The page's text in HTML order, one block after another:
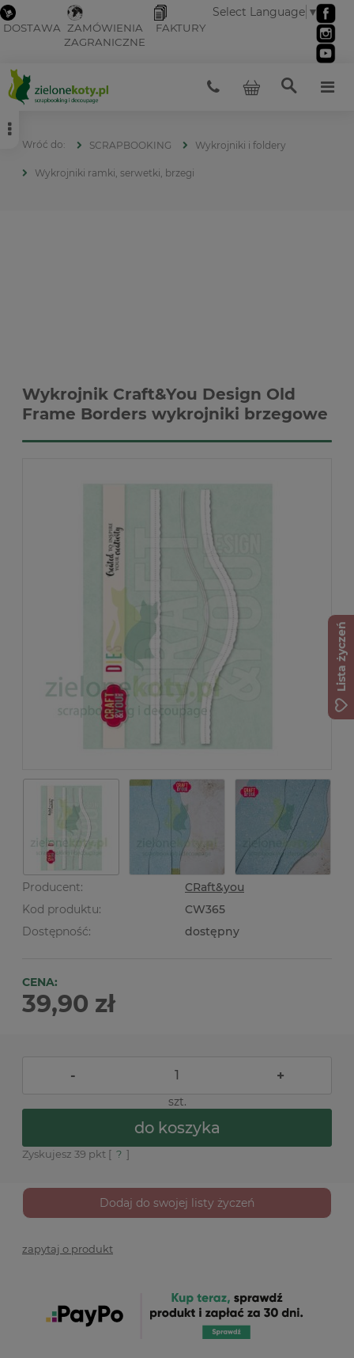
DOSTAWA ZAMÓWIENIA
ZAGRANICZNE
FAKTURY
Select Language ▼
SCRAPBOOKING Wykrojniki i foldery
Wykrojniki ramki, serwetki, brzegi
Wykrojnik Craft&You Design Old
Frame Borders wykrojniki brzegowe
Producent:
CRaft&you
Kod produktu:
CW365
Dostępność:
dostępny
CENA:
39,90 zł
- +
szt.
do koszyka
Zyskujesz 39 pkt [ ? ]
Dodaj do swojej listy życzeń
zapytaj o produkt
Lista życzeń